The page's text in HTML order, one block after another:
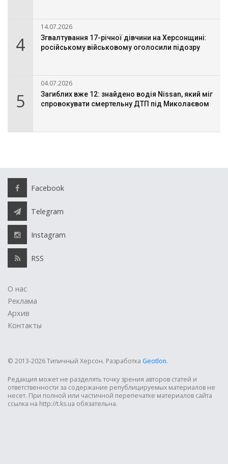
4
14.07.2026
Згвалтування 17-річної дівчини на Херсонщині:
російському військовому оголосили підозру
5
04.07.2026
Загиблих вже 12: знайдено водія Nissan, який міг
спровокувати смертельну ДТП під Миколаєвом
Facebook
Telegram
Instagram
RSS
О нас
Реклама
Архив
Контакты
© 2013-2026 Типичный Херсон. Разработка Geotlon.
Редакция может не разделять точку зрения авторов статей и
ответственности за содержание републицируемых материалов не
несет. При полной или частичной перепечатке материалов сайта
ссылка на http://t.ks.ua обязательна.